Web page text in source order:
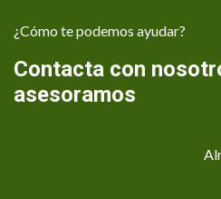
¿Cómo te podemos ayudar?
Contacta con
asesoramos